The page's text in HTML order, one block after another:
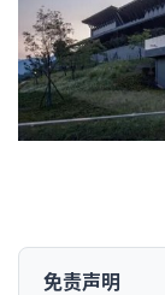
免责声明